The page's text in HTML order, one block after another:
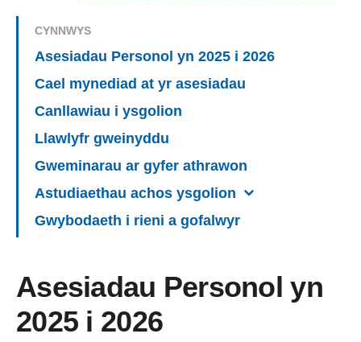
CYNNWYS
Asesiadau Personol yn 2025 i 2026
Cael mynediad at yr asesiadau
Canllawiau i ysgolion
Llawlyfr gweinyddu
Gweminarau ar gyfer athrawon
Astudiaethau achos ysgolion
Gwybodaeth i rieni a gofalwyr
Asesiadau Personol yn
2025 i 2026